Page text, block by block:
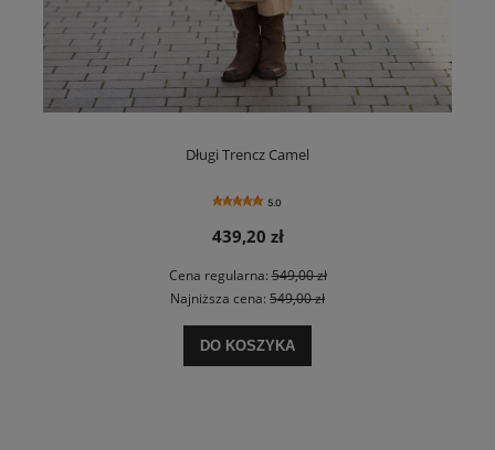
Długi Trencz Camel
5.0
439,20 zł
Cena regularna:549,00 zł
Najniższa cena: 549,00 zł
DO KOSZYKA